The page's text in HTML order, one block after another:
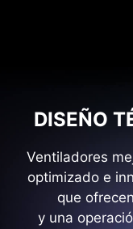
DISEÑO
Ventiladores
optimizado e
que
y una